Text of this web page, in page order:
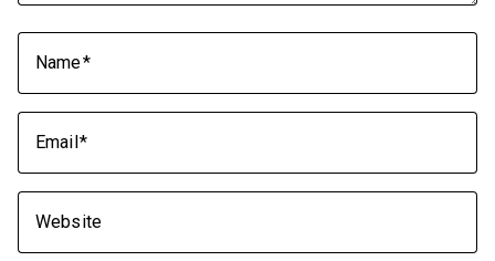
Name
Email
Website